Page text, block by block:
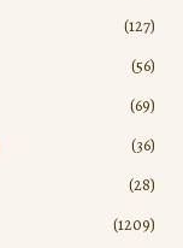
(127)
(56)
(69)
(36)
(28)
(1209)